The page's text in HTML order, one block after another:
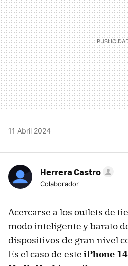
11 Abril 2024
Herrera Castro
Colaborador
Acercarse a los outlets de
modo inteligente y barato
dispositivos de gran nivel
Es el caso de este iPhone 14